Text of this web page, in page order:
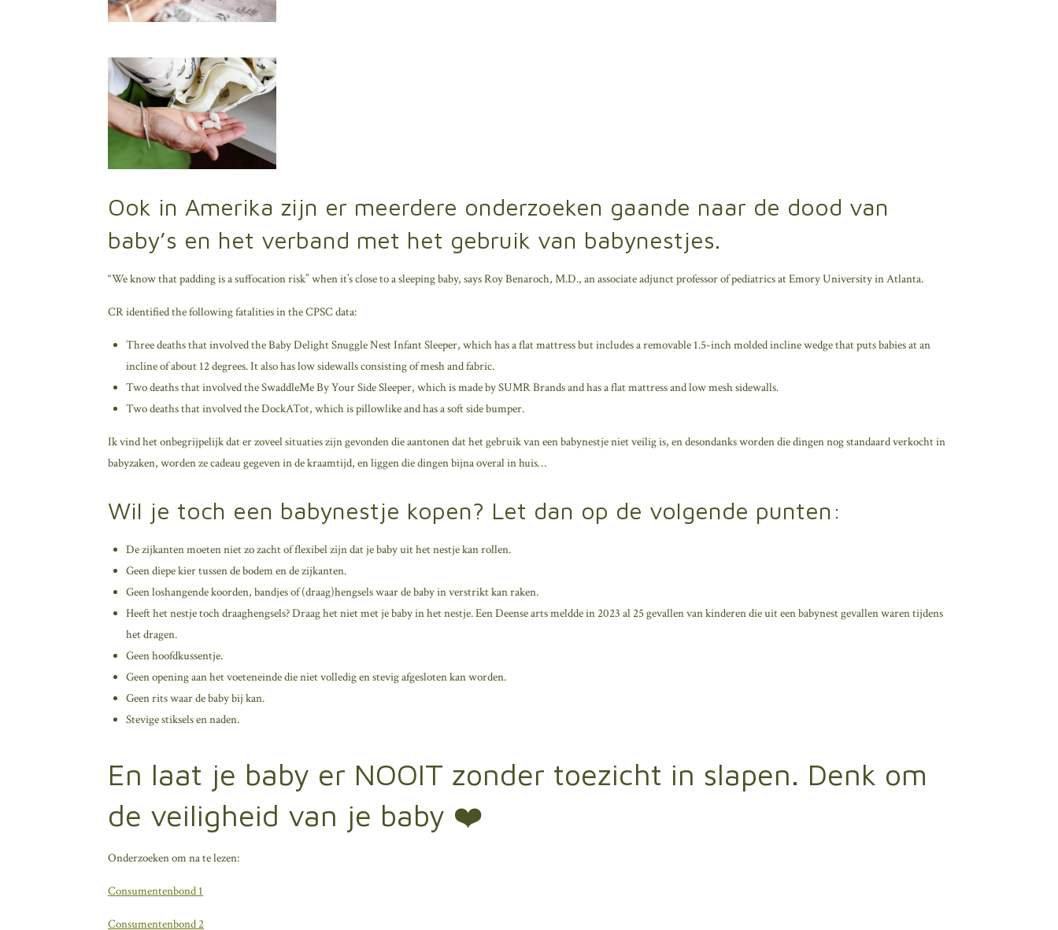
Ook in Amerika zijn er meerdere onderzoeken gaande naar de dood van
baby’s en het verband met het gebruik van babynestjes.
“We know that padding is a suffocation risk” when it’s close to a sleeping baby, says Roy Benaroch, M.D., an associate adjunct professor of pediatrics at Emory University in Atlanta.
CR identified the following fatalities in the CPSC data:
Three deaths that involved the Baby Delight Snuggle Nest Infant Sleeper, which has a flat mattress but includes a removable 1.5-inch molded incline wedge that puts babies at an
incline of about 12 degrees. It also has low sidewalls consisting of mesh and fabric.
Two deaths that involved the SwaddleMe By Your Side Sleeper, which is made by SUMR Brands and has a flat mattress and low mesh sidewalls.
Two deaths that involved the DockATot, which is pillowlike and has a soft side bumper.
Ik vind het onbegrijpelijk dat er zoveel situaties zijn gevonden die aantonen dat het gebruik van een babynestje niet veilig is, en desondanks worden die dingen nog standaard verkocht in
babyzaken, worden ze cadeau gegeven in de kraamtijd, en liggen die dingen bijna overal in huis…
Wil je toch een babynestje kopen? Let dan op de volgende punten:
De zijkanten moeten niet zo zacht of flexibel zijn dat je baby uit het nestje kan rollen.
Geen diepe kier tussen de bodem en de zijkanten.
Geen loshangende koorden, bandjes of (draag)hengsels waar de baby in verstrikt kan raken.
Heeft het nestje toch draaghengsels? Draag het niet met je baby in het nestje. Een Deense arts meldde in 2023 al 25 gevallen van kinderen die uit een babynest gevallen waren tijdens
het dragen.
Geen hoofdkussentje.
Geen opening aan het voeteneinde die niet volledig en stevig afgesloten kan worden.
Geen rits waar de baby bij kan.
Stevige stiksels en naden.
En laat je baby er NOOIT zonder toezicht in slapen. Denk om
de veiligheid van je baby ❤️
Onderzoeken om na te lezen:
Consumentenbond 1
Consumentenbond 2